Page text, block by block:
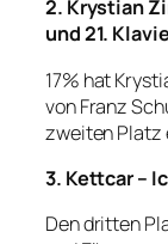
2. Krystian
und 21.
17% hat
von Franz
zweiten Platz
3. Kettcar –
Den dritten